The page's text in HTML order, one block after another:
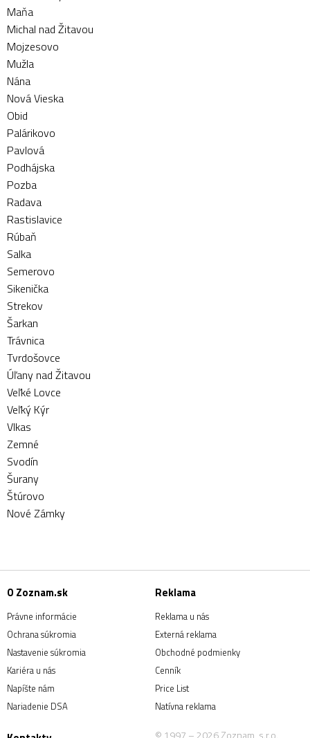
Maňa
Michal nad Žitavou
Mojzesovo
Mužla
Nána
Nová Vieska
Obid
Palárikovo
Pavlová
Podhájska
Pozba
Radava
Rastislavice
Rúbaň
Salka
Semerovo
Sikenička
Strekov
Šarkan
Trávnica
Tvrdošovce
Úľany nad Žitavou
Veľké Lovce
Veľký Kýr
Vlkas
Zemné
Svodín
Šurany
Štúrovo
Nové Zámky
O Zoznam.sk
Právne informácie
Ochrana súkromia
Nastavenie súkromia
Kariéra u nás
Napíšte nám
Nariadenie DSA
Reklama
Reklama u nás
Externá reklama
Obchodné podmienky
Cenník
Price List
Natívna reklama
© 1997 – 2026 Zoznam, s.r.o.